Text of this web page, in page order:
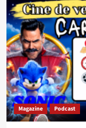
Magazine Podcast